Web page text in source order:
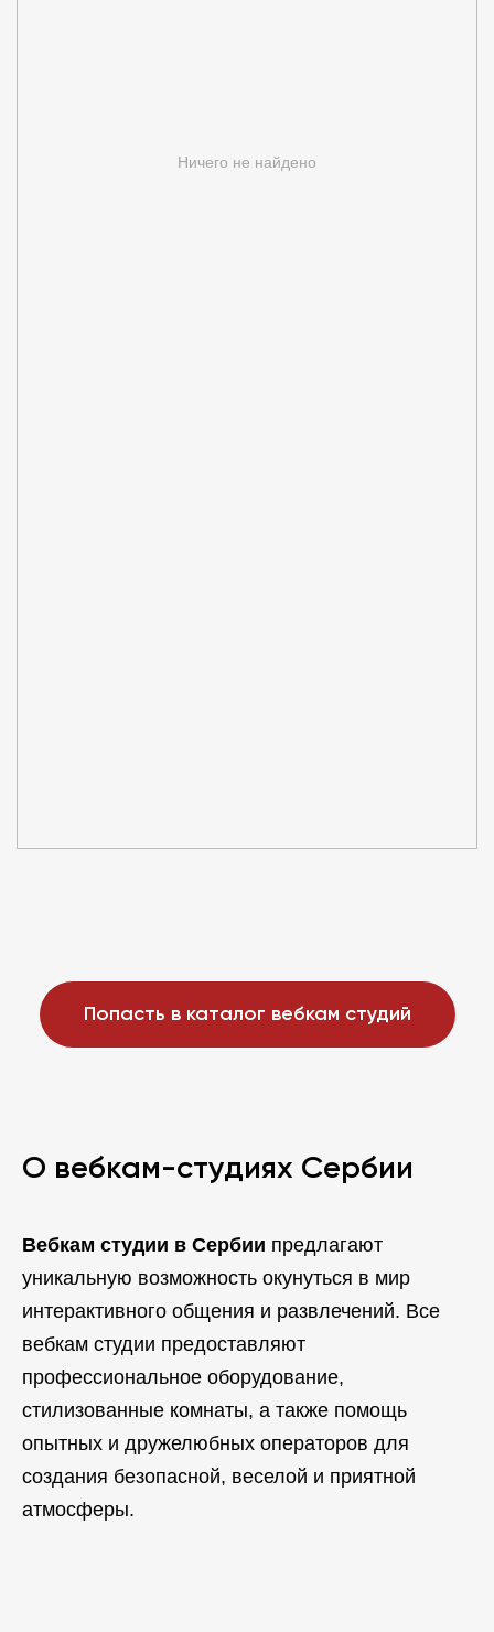
Ничего не найдено
Попасть в каталог вебкам студий
О вебкам-студиях Сербии
Вебкам студии в Сербии предлагают
уникальную возможность окунуться в мир
интерактивного общения и развлечений. Все
вебкам студии предоставляют
профессиональное оборудование,
стилизованные комнаты, а также помощь
опытных и дружелюбных операторов для
создания безопасной, веселой и приятной
атмосферы.